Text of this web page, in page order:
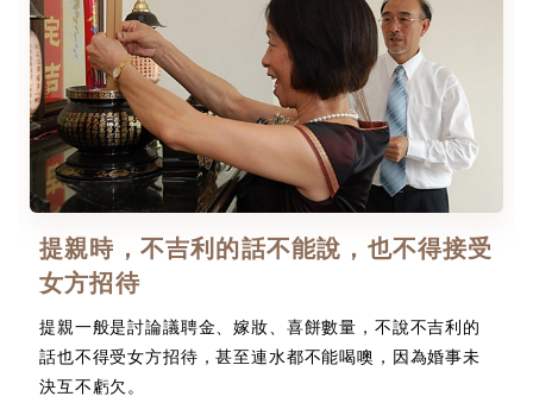
提親時，不吉利的話不能說，也不得接受
女方招待
提親一般是討論議聘金、嫁妝、喜餅數量，不說不吉利的
話也不得受女方招待，甚至連水都不能喝噢，因為婚事未
決互不虧欠。